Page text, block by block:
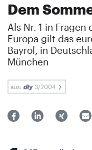
Dem
Als Nr. 1 in
Europa gilt das
Bayrol, in
München
aus: 3/2004